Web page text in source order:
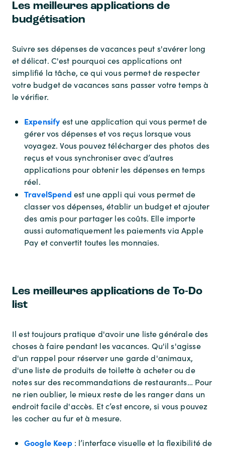
Les meilleures applications de
budgétisation
Suivre ses dépenses de vacances peut s'avérer long
et délicat. C'est pourquoi ces applications ont
simplifié la tâche, ce qui vous permet de respecter
votre budget de vacances sans passer votre temps à
le vérifier.
Expensify est une application qui vous permet de
gérer vos dépenses et vos reçus lorsque vous
voyagez. Vous pouvez télécharger des photos des
reçus et vous synchroniser avec d’autres
applications pour obtenir les dépenses en temps
réel.
TravelSpend est une appli qui vous permet de
classer vos dépenses, établir un budget et ajouter
des amis pour partager les coûts. Elle importe
aussi automatiquement les paiements via Apple
Pay et convertit toutes les monnaies.
Les meilleures applications de To-Do
list
Il est toujours pratique d'avoir une liste générale des
choses à faire pendant les vacances. Qu'il s'agisse
d'un rappel pour réserver une garde d'animaux,
d'une liste de produits de toilette à acheter ou de
notes sur des recommandations de restaurants… Pour
ne rien oublier, le mieux reste de les ranger dans un
endroit facile d'accès. Et c’est encore, si vous pouvez
les cocher au fur et à mesure.
Google Keep: l’interface visuelle et la flexibilité de